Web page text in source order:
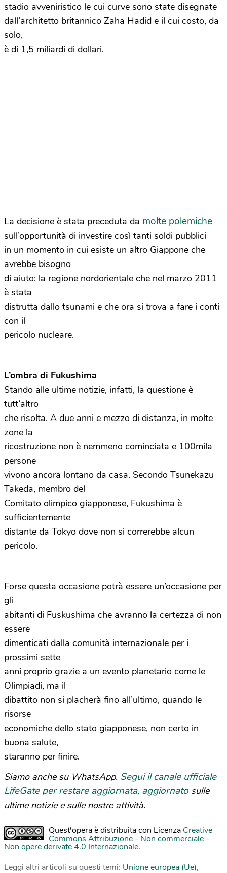
stadio avveniristico le cui curve sono state disegnate
dall’architetto britannico Zaha Hadid e il cui costo, da
solo,
è di 1,5 miliardi di dollari.
La decisione è stata preceduta da molte polemiche
sull’opportunità di investire così tanti soldi pubblici
in un momento in cui esiste un altro Giappone che
avrebbe bisogno
di aiuto: la regione nordorientale che nel marzo 2011
è stata
distrutta dallo tsunami e che ora si trova a fare i conti
con il
pericolo nucleare.
L’ombra di Fukushima
Stando alle ultime notizie, infatti, la questione è
tutt’altro
che risolta. A due anni e mezzo di distanza, in molte
zone la
ricostruzione non è nemmeno cominciata e 100mila
persone
vivono ancora lontano da casa. Secondo Tsunekazu
Takeda, membro del
Comitato olimpico giapponese, Fukushima è
sufficientemente
distante da Tokyo dove non si correrebbe alcun
pericolo.
Forse questa occasione potrà essere un’occasione per
gli
abitanti di Fuskushima che avranno la certezza di non
essere
dimenticati dalla comunità internazionale per i
prossimi sette
anni proprio grazie a un evento planetario come le
Olimpiadi, ma il
dibattito non si placherà fino all’ultimo, quando le
risorse
economiche dello stato giapponese, non certo in
buona salute,
staranno per finire.
Siamo anche su WhatsApp. Segui il canale ufficiale
LifeGate per restare aggiornata, aggiornato sulle
ultime notizie e sulle nostre attività.
Quest'opera è distribuita con Licenza Creative
Commons Attribuzione - Non commerciale -
Non opere derivate 4.0 Internazionale.
Leggi altri articoli su questi temi: Unione europea (Ue),